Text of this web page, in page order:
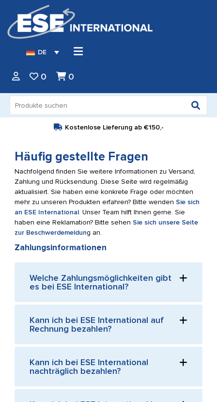
DE
0 0
nach:
Kostenlose Lieferung ab €150,-
Häufig gestellte Fragen
Nachfolgend finden Sie weitere Informationen zu Versand,
Zahlung und Rücksendung. Diese Seite wird regelmäßig
aktualisiert. Sie haben eine konkrete Frage oder möchten
mehr zu unseren Produkten erfahren? Bitte wenden Sie sich
an ESE International. Unser Team hilft Ihnen gerne. Sie
haben eine Reklamation? Bitte sehen Sie sich unsere Seite
zur Beschwerdemeldung an.
Zahlungsinformationen
Welche Zahlungsmöglichkeiten gibt
es bei ESE International?
Kann ich bei ESE International auf
Rechnung bezahlen?
Kann ich bei ESE International
nachträglich bezahlen?